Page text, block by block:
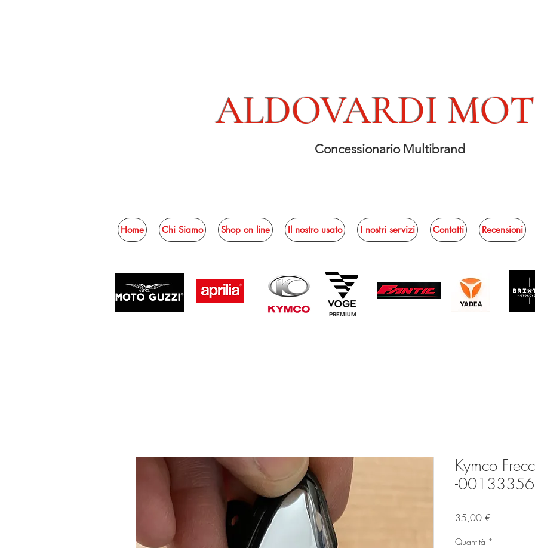
ALDOVARDI
Concessionario Multibrand
Home Chi Siamo Shop on line Il nostro usato I nostri servizi Contatti Recensioni
PREMIUM
Kymco
-00133356
35,00 €
Quantità *